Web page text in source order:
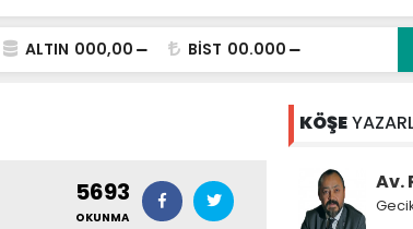
ALTIN 000,00 BİST 00.000
5693
OKUNMA
KÖŞE
Av.